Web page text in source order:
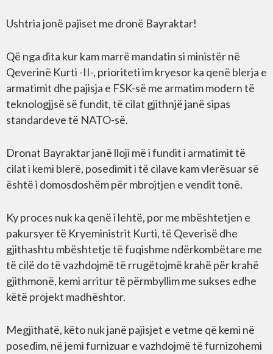
Ushtria jonë pajiset me dronë Bayraktar!
Që nga dita kur kam marrë mandatin si ministër në
Qeverinë Kurti -II-, prioriteti im kryesor ka qenë blerja e
armatimit dhe pajisja e FSK-së me armatim modern të
teknologjjsë së fundit, të cilat gjithnjë janë sipas
standardeve të NATO-së.
Dronat Bayraktar janë lloji më i fundit i armatimit të
cilat i kemi blerë, posedimit i të cilave kam vlerësuar së
është i domosdoshëm për mbrojtjen e vendit tonë.
Ky proces nuk ka qenë i lehtë, por me mbështetjen e
pakursyer të Kryeministrit Kurti, të Qeverisë dhe
gjithashtu mbështetje të fuqishme ndërkombëtare me
të cilë do të vazhdojmë të rrugëtojmë krahë për krahë
gjithmonë, kemi arritur të përmbyllim me sukses edhe
këtë projekt madhështor.
Megjithatë, këto nuk janë pajisjet e vetme që kemi në
posedim, në jemi furnizuar e vazhdojmë të furnizohemi